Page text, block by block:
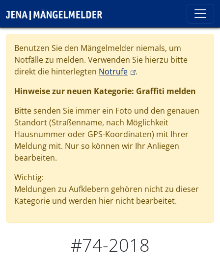
Benutzen Sie den Mängelmelder niemals, um
Notfälle zu melden. Verwenden Sie hierzu bitte
direkt die hinterlegten Notrufe(link is external)
.
Hinweise zur neuen Kategorie: Graffiti melden
Bitte senden Sie immer ein Foto und den genauen
Standort (Straßenname, nach Möglichkeit
Hausnummer oder GPS-Koordinaten) mit Ihrer
Meldung mit. Nur so können wir Ihr Anliegen
bearbeiten.
Wichtig:
Meldungen zu Aufklebern gehören nicht zu dieser
Kategorie und werden hier nicht bearbeitet.
#74-2018